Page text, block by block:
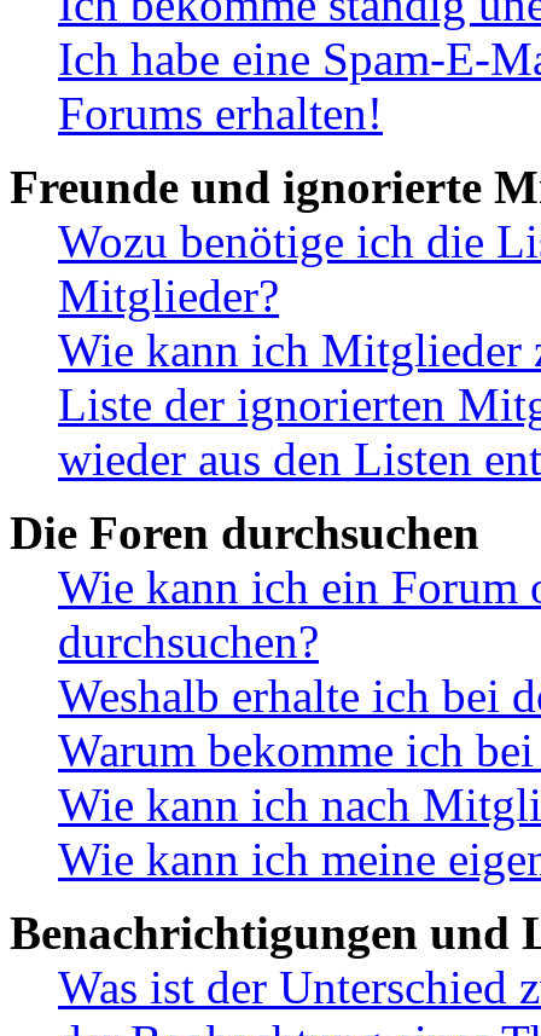
Ich habe eine Spam-E-
Forums erhalten!
Freunde und ignorierte
Wozu benötige ich die
Mitglieder?
Wie kann ich Mitglieder
Liste der ignorierten
wieder aus den Listen
Die Foren durchsuchen
Wie kann ich ein Forum
durchsuchen?
Weshalb erhalte ich bei
Warum bekomme ich
Wie kann ich nach
Wie kann ich meine
Benachrichtigungen und
Was ist der Unterschied